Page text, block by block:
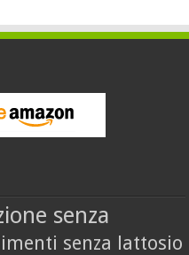
senza
senza lattosio